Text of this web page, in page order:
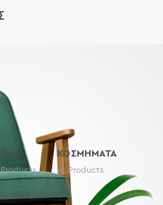
Products
ΚΟΣΜΗΜΑΤΑ
35 Products